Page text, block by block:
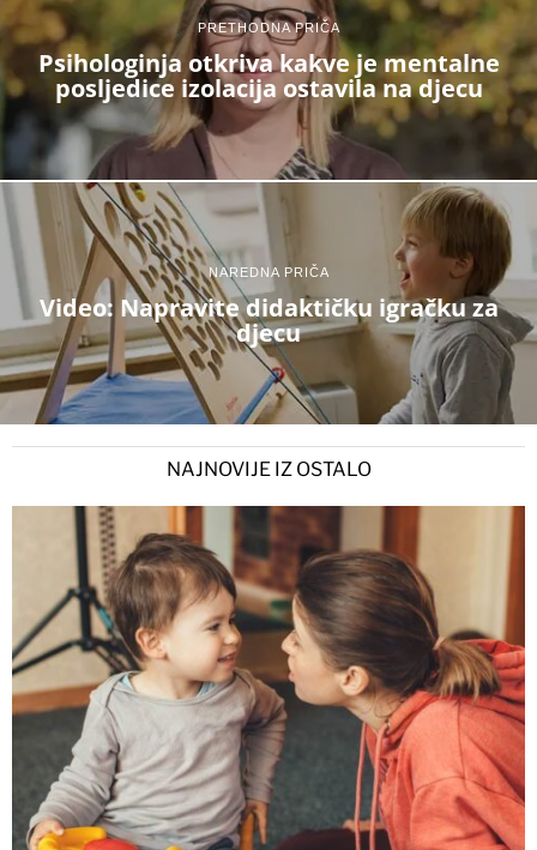
PRETHODNA PRIČA
Psihologinja otkriva kakve je mentalne
posljedice izolacija ostavila na djecu
NAREDNA PRIČA
Video: Napravite didaktičku igračku za
djecu
NAJNOVIJE IZ OSTALO